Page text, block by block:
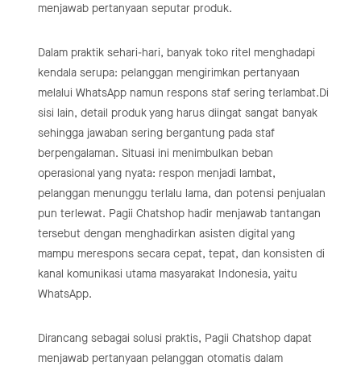
menjawab pertanyaan seputar produk.
Dalam praktik sehari-hari, banyak toko ritel menghadapi
kendala serupa: pelanggan mengirimkan pertanyaan
melalui WhatsApp namun respons staf sering terlambat.Di
sisi lain, detail produk yang harus diingat sangat banyak
sehingga jawaban sering bergantung pada staf
berpengalaman. Situasi ini menimbulkan beban
operasional yang nyata: respon menjadi lambat,
pelanggan menunggu terlalu lama, dan potensi penjualan
pun terlewat. Pagii Chatshop hadir menjawab tantangan
tersebut dengan menghadirkan asisten digital yang
mampu merespons secara cepat, tepat, dan konsisten di
kanal komunikasi utama masyarakat Indonesia, yaitu
WhatsApp.
Dirancang sebagai solusi praktis, Pagii Chatshop dapat
menjawab pertanyaan pelanggan otomatis dalam